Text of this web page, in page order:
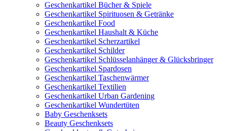
Geschenkartikel Bücher & Spiele
Geschenkartikel Spirituosen & Getränke
Geschenkartikel Food
Geschenkartikel Haushalt & Küche
Geschenkartikel Scherzartikel
Geschenkartikel Schilder
Geschenkartikel Schlüsselanhänger & Glücksbringer
Geschenkartikel Spardosen
Geschenkartikel Taschenwärmer
Geschenkartikel Textilien
Geschenkartikel Urban Gardening
Geschenkartikel Wundertüten
Baby Geschenksets
Beauty Geschenksets